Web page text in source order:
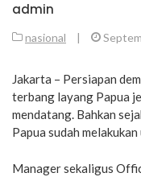
admin
nasional |
Jakarta – Persiapan
terbang layang Papua
mendatang. Bahkan
Papua sudah
Manager sekaligus